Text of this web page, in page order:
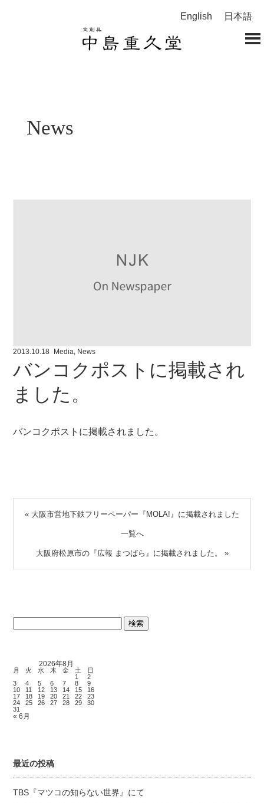
English 日本語
News
2013.10.18 Media, News
バンコクポストに掲載され
ました。
バンコクポストに掲載されました。
« 大阪市営地下鉄フリーペーパー『MOLA!』に掲載されました
一覧へ
大阪府松原市の『広報 まつばら』に掲載されました。 »
検
2026年8月
月 火 水 木 金 土
日
1
2
3
4 5 6 7 8
9
10
11 12 13 14 15
16
17
18 19 20 21 22
23
24
25 26 27 28 29
30
31
« 6月
最近の投稿
TBS『マツコの知らない世界』にて